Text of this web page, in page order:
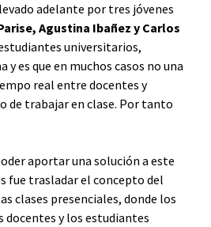
adelante por tres jóvenes
Agustina Ibañez y Carlos
universitarios,
es que en muchos casos no una
real entre docentes y
de trabajar en clase. Por tanto
aportar una solución a este
fue trasladar el concepto del
clases presenciales, donde los
docentes y los estudiantes